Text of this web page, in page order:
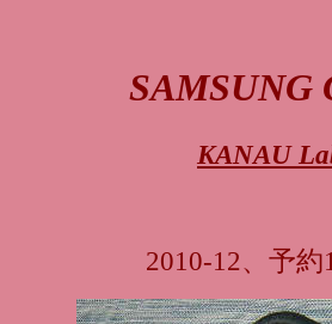
SAMSUNG
KANAU
2010-12、予